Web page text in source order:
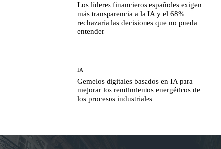
Los líderes financieros españoles exigen
más transparencia a la IA y el 68%
rechazaría las decisiones que no pueda
entender
IA
Gemelos digitales basados en IA para
mejorar los rendimientos energéticos de
los procesos industriales